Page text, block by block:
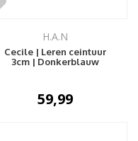
H.A.N
Cecile | Leren ceintuur
3cm | Donkerblauw
59,99